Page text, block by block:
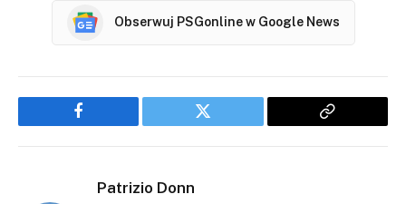
Obserwuj PSGonline w Google News
Facebook Twitter
Copy
Patrizio Donn